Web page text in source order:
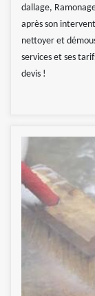
dallage,
après son
nettoyer et
services et ses
devis !